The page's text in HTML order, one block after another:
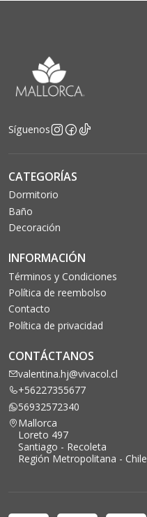
Síguenos
CATEGORÍAS
Dormitorio
Baño
Decoración
INFORMACIÓN
Términos y Condiciones
Política de reembolso
Contacto
Política de privacidad
CONTÁCTANOS
valentina.hj@vivacol.cl
+56227355677
56932572340
Mallorca
Loreto 497
Santiago - Recoleta
Región Metropolitana - Chile